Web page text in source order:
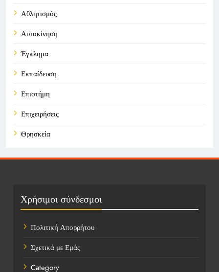
Αθλητισμός
Αυτοκίνηση
Έγκλημα
Εκπαίδευση
Επιστήμη
Επιχειρήσεις
Θρησκεία
Πολιτική
Υγεία
Χρήσιμοι σύνδεσμοι
Πολιτική Απορρήτου
Σχετικά με Εμάς
Category